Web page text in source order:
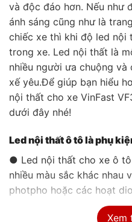
và độc đáo hơn. Nếu như
ánh sáng cũng như là
chiếc xe thì khi độ led nội
trong xe. Led nội thất là
nhiều người ưa chuộng
xế yêu.Để giúp bạn hiểu
nội thất cho xe VinFast
dưới đây nhé!
Led nội thất ô tô là phụ
● Led nội thất cho xe ô
nhiều màu sắc khác nhau
photpho hoặc các hoạt
được kết nối với dòng
Xem